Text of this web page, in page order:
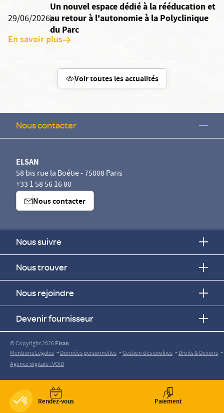
Rendez-vous Paiement
29/06/2026
Un nouvel espace dédié à la rééducation et
au retour à l'autonomie à la Polyclinique
du Parc
En savoir plus
Voir toutes les actualités
Nous contacter
ELSAN
58 bis rue la Boétie - 75008 Paris
+33 1 58 56 16 80
Nous contacter
Nous suivre
Nous trouver
Nous rejoindre
Devenir fournisseur
© Copyright 2026Elsan
Mentions Légales -Données personnelles -Gestion des cookies -Droits & Devoirs -
Agence digitale : VOID